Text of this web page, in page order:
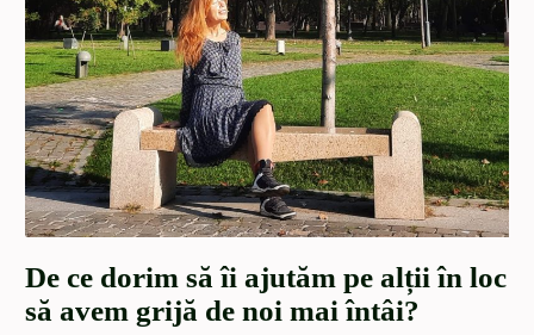
De ce dorim să îi ajutăm pe alții în loc
să avem grijă de noi mai întâi?